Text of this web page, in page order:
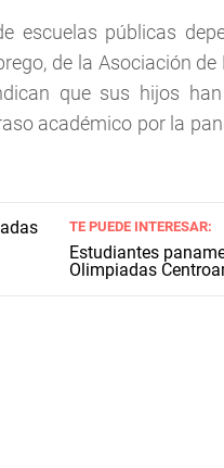
escuelas públicas
de la Asociación
que sus hijos
académico por la
TE PUEDE INTERESAR:
Estudiantes
Olimpiadas